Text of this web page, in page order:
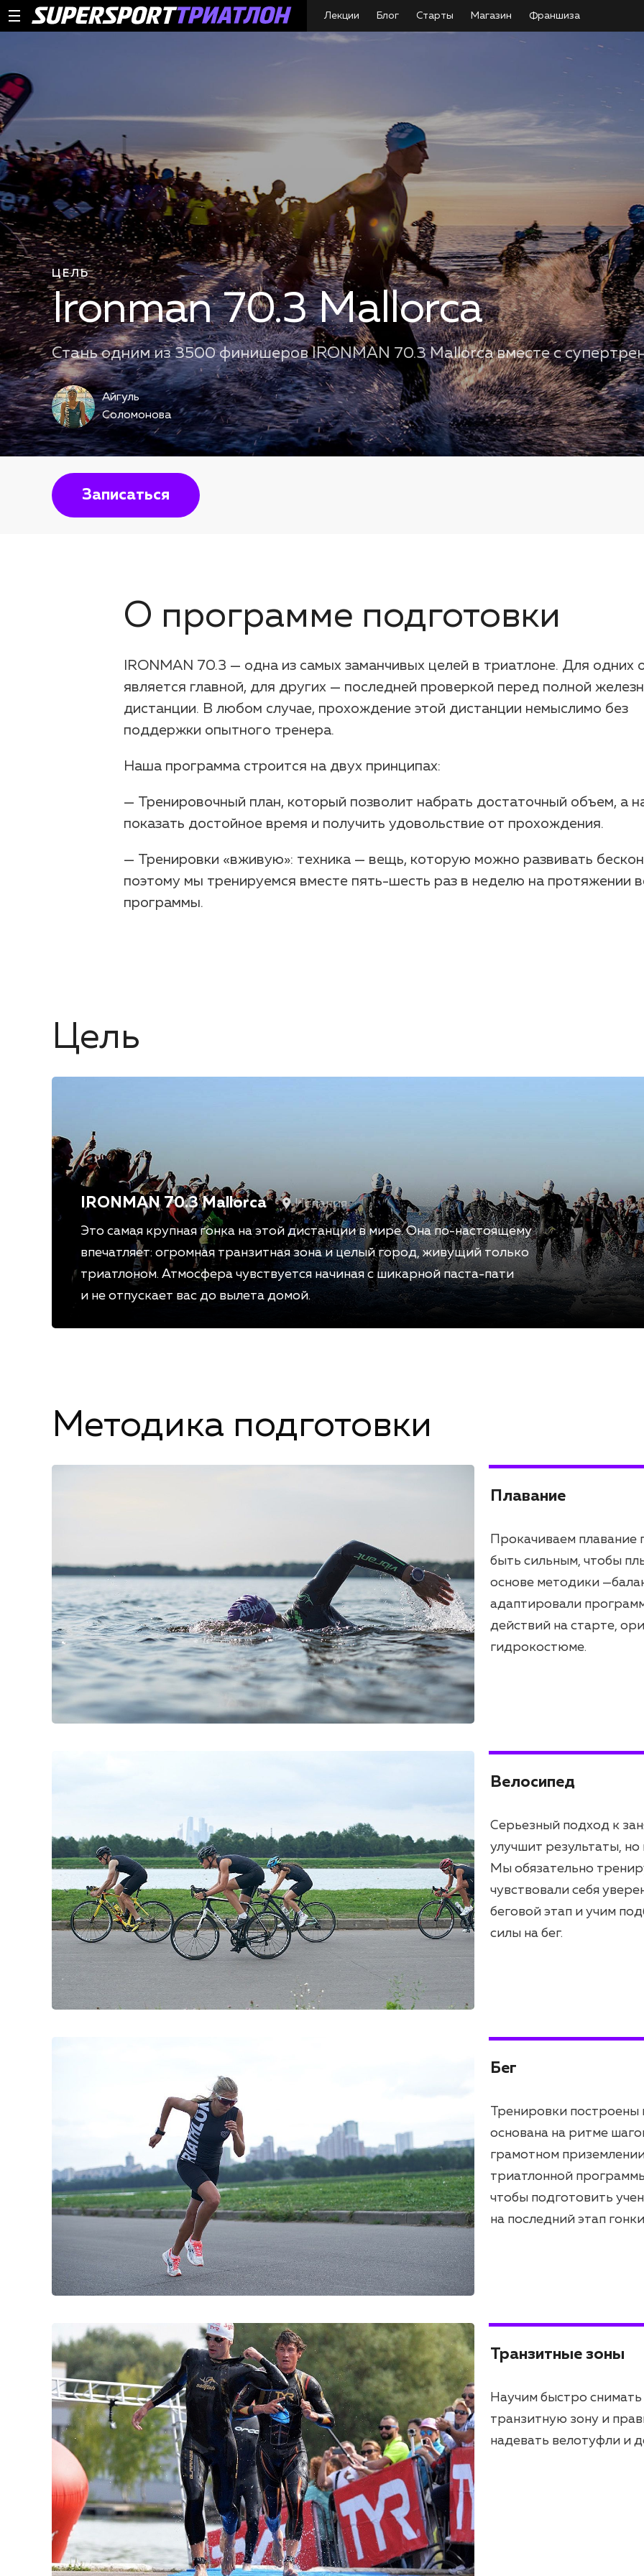
Лекции Блог Старты Магазин Франшиза
ЦЕЛЬ
Ironman 70.3 Mallorca
Стань одним из 3500 финишеров IRONMAN 70.3 Mallorca вместе с
Айгуль
Соломонова
Записаться
О программе подготовки
IRONMAN 70.3 — одна из самых заманчивых целей в триатлоне. Для одних
является главной, для других — последней проверкой перед полной
дистанции. В любом случае, прохождение этой дистанции немыслимо без
поддержки опытного тренера.
Наша программа строится на двух принципах:
— Тренировочный план, который позволит набрать достаточный объем, а
показать достойное время и получить удовольствие от прохождения.
— Тренировки «вживую»: техника — вещь, которую можно развивать
поэтому мы тренируемся вместе пять-шесть раз в неделю на протяжении
программы.
Цель
IRONMAN 70.3 Mallorca Испания
Это самая крупная гонка на этой дистанции в мире. Она по-настоящему
впечатляет: огромная транзитная зона и целый город, живущий только
триатлоном. Атмосфера чувствуется начиная с шикарной паста-пати
и не отпускает вас до вылета домой.
Методика подготовки
Плавание
Прокачиваем
быть сильным, чтобы
основе методики
адаптировали
действий на старте,
гидрокостюме.
Велосипед
Серьезный подход к
улучшит результаты,
Мы обязательно
чувствовали себя
беговой этап и учим
силы на бег.
Бег
Тренировки построены
основана на ритме
грамотном
триатлонной
чтобы подготовить
на последний этап
Транзитные зоны
Научим быстро
транзитную зону и
надевать велотуфли и